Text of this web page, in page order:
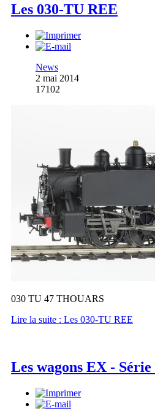
Les 030-TU REE
News
2 mai 2014
17102
030 TU 47 THOUARS
Lire la suite : Les 030-TU REE
Les wagons EX - Série